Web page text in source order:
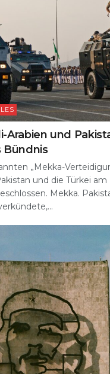
Arabien und
Bündnis
„Mekka-
und die Türkei
Mekka.